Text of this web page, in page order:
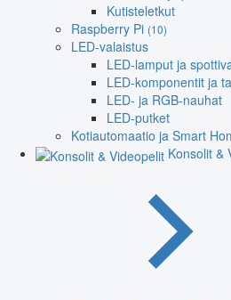
Kutisteletkut
Raspberry Pi (10)
LED-valaistus
LED-lamput ja
LED-komponentit ja
LED- ja RGB-nauhat
LED-putket
Kotiautomaatio ja Smart
Konsolit &